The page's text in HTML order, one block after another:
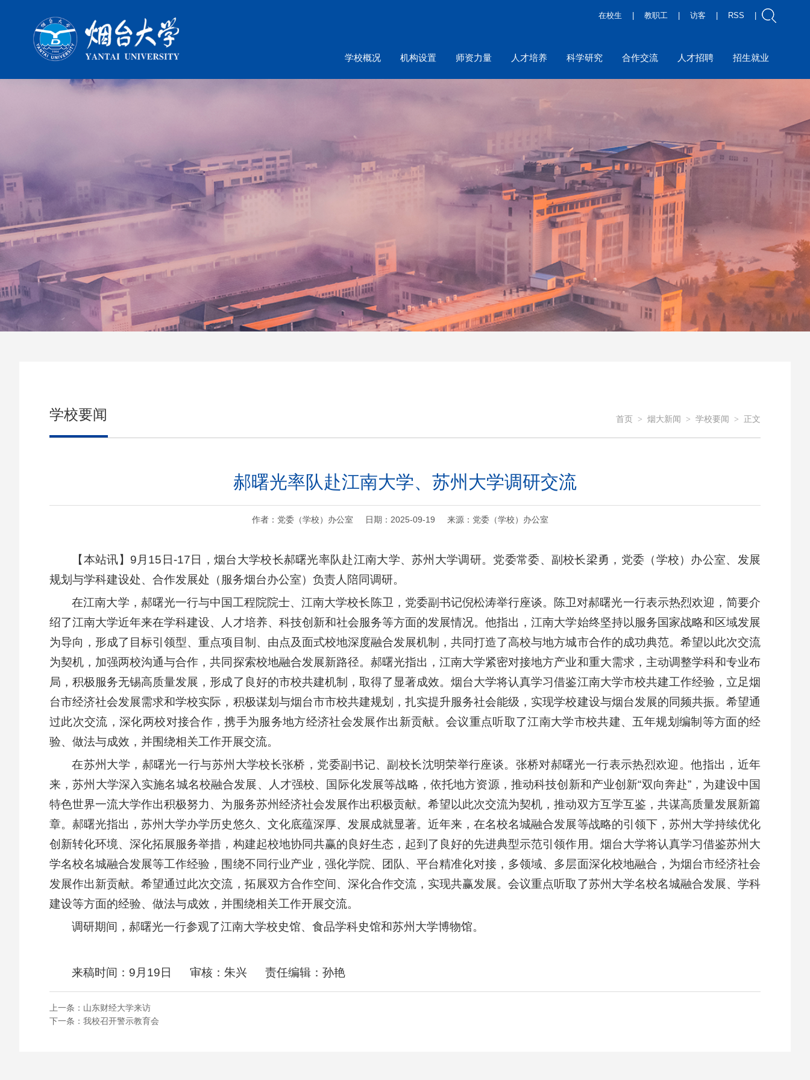
在校生 教职工 访客 RSS
学校概况 机构设置 师资力量 人才培养 科学研究 合作交流 人才招聘 招生就业
学校要闻 首页 > 烟大新闻 > 学校要闻 > 正文
郝曙光率队赴江南大学、苏州大学调研交流
作者：党委（学校）办公室 日期：2025-09-19 来源：党委（学校）办公室
【本站讯】9月15日-17日，烟台大学校长郝曙光率队赴江南大学、苏州大学调研。党委常委、副校长梁勇，党委（学校）办公室、发展
规划与学科建设处、合作发展处（服务烟台办公室）负责人陪同调研。
在江南大学，郝曙光一行与中国工程院院士、江南大学校长陈卫，党委副书记倪松涛举行座谈。陈卫对郝曙光一行表示热烈欢迎，简要介
绍了江南大学近年来在学科建设、人才培养、科技创新和社会服务等方面的发展情况。他指出，江南大学始终坚持以服务国家战略和区域发展
为导向，形成了目标引领型、重点项目制、由点及面式校地深度融合发展机制，共同打造了高校与地方城市合作的成功典范。希望以此次交流
为契机，加强两校沟通与合作，共同探索校地融合发展新路径。郝曙光指出，江南大学紧密对接地方产业和重大需求，主动调整学科和专业布
局，积极服务无锡高质量发展，形成了良好的市校共建机制，取得了显著成效。烟台大学将认真学习借鉴江南大学市校共建工作经验，立足烟
台市经济社会发展需求和学校实际，积极谋划与烟台市市校共建规划，扎实提升服务社会能级，实现学校建设与烟台发展的同频共振。希望通
过此次交流，深化两校对接合作，携手为服务地方经济社会发展作出新贡献。会议重点听取了江南大学市校共建、五年规划编制等方面的经
验、做法与成效，并围绕相关工作开展交流。
在苏州大学，郝曙光一行与苏州大学校长张桥，党委副书记、副校长沈明荣举行座谈。张桥对郝曙光一行表示热烈欢迎。他指出，近年
来，苏州大学深入实施名城名校融合发展、人才强校、国际化发展等战略，依托地方资源，推动科技创新和产业创新“双向奔赴”，为建设中国
特色世界一流大学作出积极努力、为服务苏州经济社会发展作出积极贡献。希望以此次交流为契机，推动双方互学互鉴，共谋高质量发展新篇
章。郝曙光指出，苏州大学办学历史悠久、文化底蕴深厚、发展成就显著。近年来，在名校名城融合发展等战略的引领下，苏州大学持续优化
创新转化环境、深化拓展服务举措，构建起校地协同共赢的良好生态，起到了良好的先进典型示范引领作用。烟台大学将认真学习借鉴苏州大
学名校名城融合发展等工作经验，围绕不同行业产业，强化学院、团队、平台精准化对接，多领域、多层面深化校地融合，为烟台市经济社会
发展作出新贡献。希望通过此次交流，拓展双方合作空间、深化合作交流，实现共赢发展。会议重点听取了苏州大学名校名城融合发展、学科
建设等方面的经验、做法与成效，并围绕相关工作开展交流。
调研期间，郝曙光一行参观了江南大学校史馆、食品学科史馆和苏州大学博物馆。
来稿时间：9月19日 审核：朱兴 责任编辑：孙艳
上一条： 山东财经大学来访
下一条： 我校召开警示教育会